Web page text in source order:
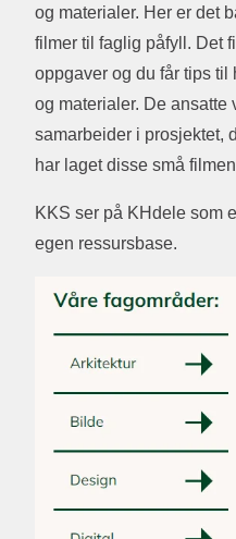
og materialer. Her er det
filmer til faglig påfyll. Det
oppgaver og du får tips til
og materialer. De
samarbeider i prosjektet,
har laget disse små
KKS ser på KHdele som
egen ressursbase.